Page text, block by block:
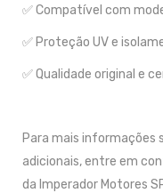
✅ Compatível com
✅ Proteção UV e
✅ Qualidade original e
Para mais informações
adicionais, entre em
da Imperador Motores